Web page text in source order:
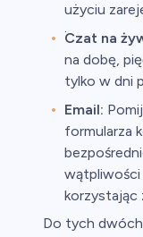
użyciu
.
Czat na
na dobę,
tylko w dni
Email:
formularza
wątpliwości
korzystając
Do tych dwóch